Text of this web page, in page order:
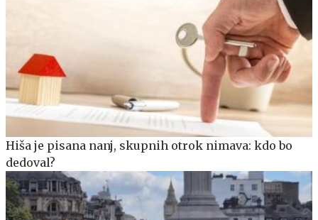
Hiša je pisana nanj, skupnih otrok nimava: kdo bo
dedoval?